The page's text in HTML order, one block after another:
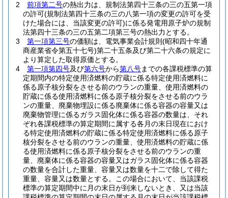
2
前項第二号の熱出力は、規制法第四十三条の三の五第一項
の許可(規制法第四十三条の三の八第一項の変更の許可を受
けた場合には、当該変更の許可)に係る発電用原子炉の規制
法第四十三条の三の五第二項第三号の熱出力とする。
3
第一項第三号の価額は、電気事業会計規則 (昭和四十年通
商産業省令第五十七号)第二十五条及び第二十六条の規定に
より算定した取得原価とする。
4
第一項第四号及び第六号から第八号までの各課税標準の算
定期間内の特定使用済燃料の貯蔵に係る特定使用済燃料に
係る原子核分裂をさせる前のウランの重量、使用済燃料の
貯蔵に係る使用済燃料に係る原子核分裂をさせる前のウラ
ンの重量、廃棄物埋設に係る廃棄体に係る容器の容量又は
廃棄物管理に係るガラス固化体に係る容器の数量は、それ
ぞれ各課税標準の算定期間に属する各月の末日現在におけ
る特定使用済燃料の貯蔵に係る特定使用済燃料に係る原子
核分裂をさせる前のウランの重量、使用済燃料の貯蔵に係
る使用済燃料に係る原子核分裂をさせる前のウランの重
量、廃棄体に係る容器の容量又はガラス固化体に係る容器
の数量を合計した重量、容量又は数量を十二で除して得た
重量、容量又は数量とする。
この場合において、当該課税
標準の算定期間中に月の末日が到来しないとき、又は当該